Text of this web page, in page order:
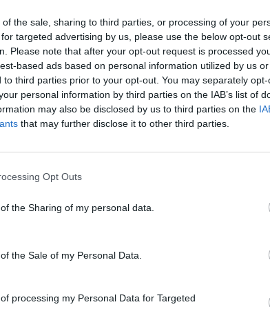
the sale, sharing to third parties, or processing of your
targeted advertising by us, please use the below opt-out
Please note that after your opt-out request is processed
based ads based on personal information utilized by us
to third parties prior to your opt-out. You may separately
personal information by third parties on the IAB’s list of
may also be disclosed by us to third parties on the
that may further disclose it to other third parties.
Opt Outs
the Sharing of my personal data.
the Sale of my Personal Data.
processing my Personal Data for Targeted
ARAOZ ALFARO (APEADERO